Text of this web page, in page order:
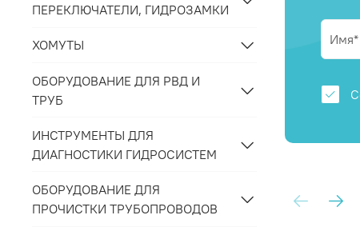
ПЕРЕКЛЮЧАТЕЛИ, ГИДРОЗАМКИ
ХОМУТЫ
ОБОРУДОВАНИЕ ДЛЯ РВД И
ТРУБ
ИНСТРУМЕНТЫ ДЛЯ
ДИАГНОСТИКИ ГИДРОСИСТЕМ
ОБОРУДОВАНИЕ ДЛЯ
ПРОЧИСТКИ ТРУБОПРОВОДОВ